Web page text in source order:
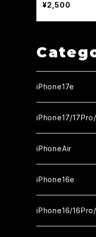
¥2,500
iPhone17e
ガラスフィルム
セラミックフィルム
カメラ用フィルム
iPhone17/
iPhone17
ガラスフィルム
セラミックフィルム
iPhone17Pro
ガラスフィルム
iPhoneAir
ガラスフィルム
セラミックフィルム
iPhone16e
ガラスフィルム
iPhone16/